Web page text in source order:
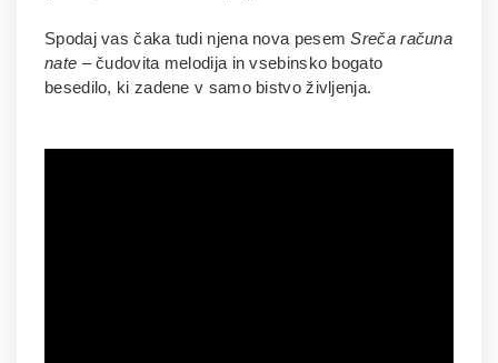
Spodaj vas čaka tudi njena nova pesemSreča računa
nate – čudovita melodija in vsebinsko bogato
besedilo, ki zadene v samo bistvo življenja.